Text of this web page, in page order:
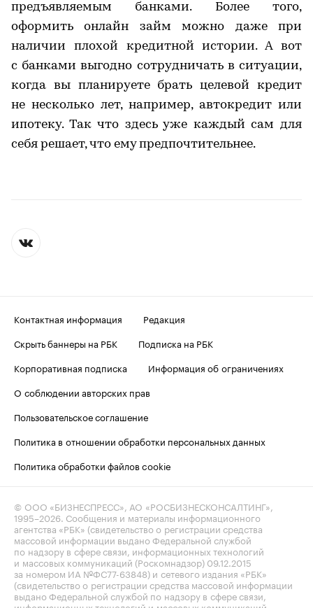
предъявляемым банками. Более того,
оформить онлайн займ можно даже при
наличии плохой кредитной истории. А вот
с банками выгодно сотрудничать в ситуации,
когда вы планируете брать целевой кредит
не несколько лет, например, автокредит или
ипотеку. Так что здесь уже каждый сам для
себя решает, что ему предпочтительнее.
Контактная информация
Редакция
Скрыть баннеры на РБК
Подписка на РБК
Корпоративная подписка
Информация об ограничениях
О соблюдении авторских прав
Пользовательское соглашение
Политика в отношении обработки персональных данных
Политика обработки файлов cookie
© ООО «БИЗНЕСПРЕСС», АО «РОСБИЗНЕСКОНСАЛТИНГ»,
1995–2026. Сообщения и материалы информационного
агентства «РБК» (свидетельство о регистрации средства
массовой информации выдано Федеральной службой
по надзору в сфере связи, информационных технологий
и массовых коммуникаций (Роскомнадзор) 09.12.2015
за номером ИА №ФС77-63848) и сетевого издания «РБК»
(свидетельство о регистрации средства массовой информации
выдано Федеральной службой по надзору в сфере связи,